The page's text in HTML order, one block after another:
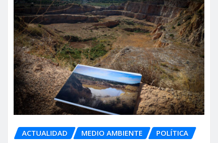
ACTUALIDAD MEDIO AMBIENTE POLÍTICA